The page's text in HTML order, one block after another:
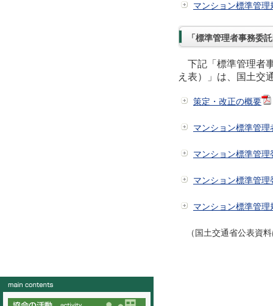
マンション標準管
「標準管理者事務委
下記「標準管理者
え表）」は、国土交
策定・改正の概要
マンション標準管
マンション標準管
マンション標準管
マンション標準管
（国土交通省公表資